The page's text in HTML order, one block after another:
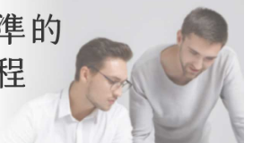
penuh, sila rujuk pautan berikut:
class="link revert-
Ansuran Gogo】
oleh Taiwan Mobile, pengguna telefon
tanpa perlu memohon lagi.
peribadi, tidak terbuka untuk syarikat
Jika pengguna tidak membuat
tersebut, yuran pembayaran lewat sebanyak
Pengguna bawah umur dikehendaki
ibu bapa atau penjaga yang sah
cs_tw@netprotections.co.jp
mengenai pemprosesan dan
Jika anda tidak bersetuju dengan data